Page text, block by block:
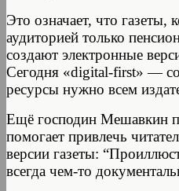
Это означает, что газеты,
аудиторией только
создают электронные
Сегодня «digital-first» —
ресурсы нужно всем
Ещё господин Мешавкин
помогает привлечь
версии газеты:
всегда чем-то